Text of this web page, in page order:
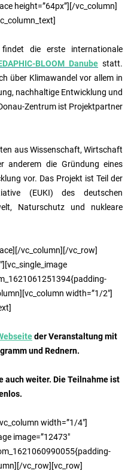
height=”64px”][/vc_column]
die erste internationale
BLOOM Danube statt.
über Klimawandel vor allem in
nachhaltige Entwicklung und
Zentrum ist Projektpartner
aus Wissenschaft, Wirtschaft
anderem die Gründung eines
vor. Das Projekt ist Teil der
(EUKI) des deutschen
Naturschutz und nukleare
vc_column][/vc_row]
width=”1/2″]
der Veranstaltung mit
und Rednern.
auch weiter. Die Teilnahme ist
width=”1/4″]
image=”12473″
vc_row][vc_row]